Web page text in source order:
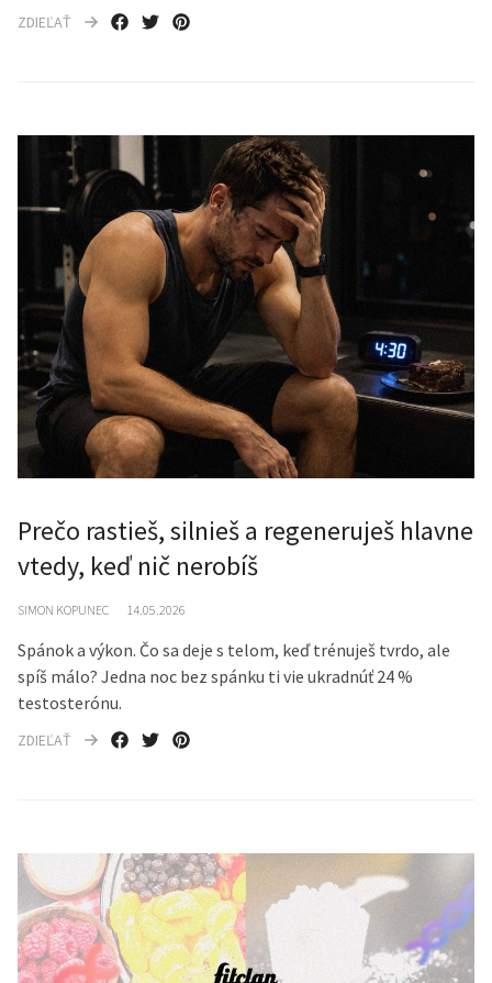
ZDIEĽAŤ
Prečo rastieš, silnieš a regeneruješ hlavne
vtedy, keď nič nerobíš
SIMON KOPUNEC 14.05.2026
Spánok a výkon. Čo sa deje s telom, keď trénuješ tvrdo, ale
spíš málo? Jedna noc bez spánku ti vie ukradnúť 24 %
testosterónu.
ZDIEĽAŤ